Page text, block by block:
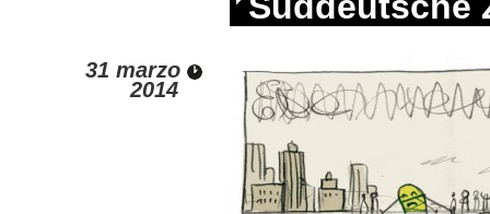
31 marzo
2014